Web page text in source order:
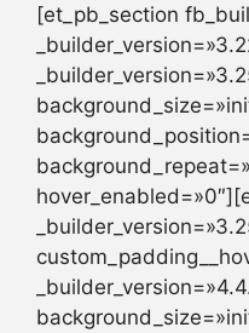
[et_pb_section